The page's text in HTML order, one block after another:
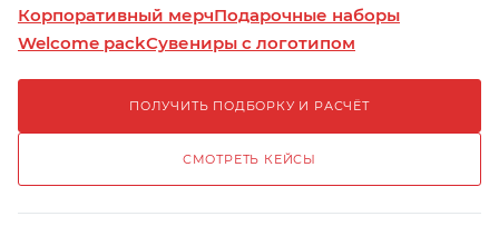
Корпоративный мерчПодарочные наборы
Welcome packСувениры с логотипом
ПОЛУЧИТЬ ПОДБОРКУ И РАСЧЁТ
СМОТРЕТЬ КЕЙСЫ